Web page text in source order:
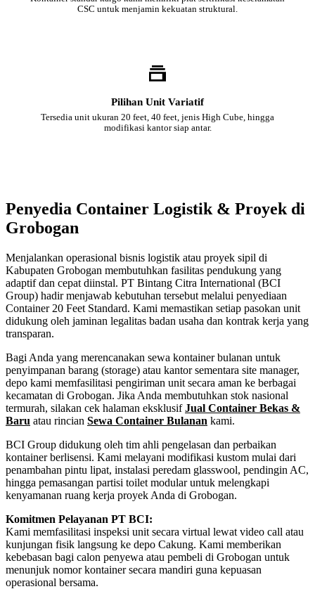
CSC untuk menjamin kekuatan struktural.
Pilihan Unit Variatif
Tersedia unit ukuran 20 feet, 40 feet, jenis High Cube, hingga
modifikasi kantor siap antar.
Penyedia Container Logistik & Proyek di
Grobogan
Menjalankan operasional bisnis logistik atau proyek sipil di
Kabupaten Grobogan membutuhkan fasilitas pendukung yang
adaptif dan cepat diinstal. PT Bintang Citra International (BCI
Group) hadir menjawab kebutuhan tersebut melalui penyediaan
Container 20 Feet Standard. Kami memastikan setiap pasokan unit
didukung oleh jaminan legalitas badan usaha dan kontrak kerja yang
transparan.
Bagi Anda yang merencanakan sewa kontainer bulanan untuk
penyimpanan barang (storage) atau kantor sementara site manager,
depo kami memfasilitasi pengiriman unit secara aman ke berbagai
kecamatan di Grobogan. Jika Anda membutuhkan stok nasional
termurah, silakan cek halaman eksklusifJual Container Bekas &
Baru atau rincian Sewa Container Bulanan kami.
BCI Group didukung oleh tim ahli pengelasan dan perbaikan
kontainer berlisensi. Kami melayani modifikasi kustom mulai dari
penambahan pintu lipat, instalasi peredam glasswool, pendingin AC,
hingga pemasangan partisi toilet modular untuk melengkapi
kenyamanan ruang kerja proyek Anda di Grobogan.
Komitmen Pelayanan PT BCI:
Kami memfasilitasi inspeksi unit secara virtual lewat video call atau
kunjungan fisik langsung ke depo Cakung. Kami memberikan
kebebasan bagi calon penyewa atau pembeli di Grobogan untuk
menunjuk nomor kontainer secara mandiri guna kepuasan
operasional bersama.